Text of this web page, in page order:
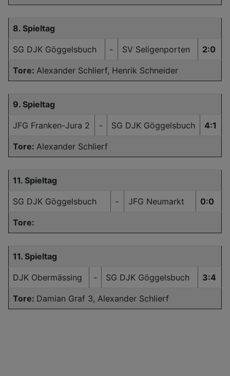
8. Spieltag
SG DJK Göggelsbuch - SV Seligenporten 2:0
Tore: Alexander Schlierf, Henrik Schneider
9. Spieltag
JFG Franken-Jura 2 - SG DJK Göggelsbuch 4:1
Tore: Alexander Schlierf
11. Spieltag
SG DJK Göggelsbuch - JFG Neumarkt 0:0
Tore:
11. Spieltag
DJK Obermässing - SG DJK Göggelsbuch 3:4
Tore: Damian Graf 3, Alexander Schlierf